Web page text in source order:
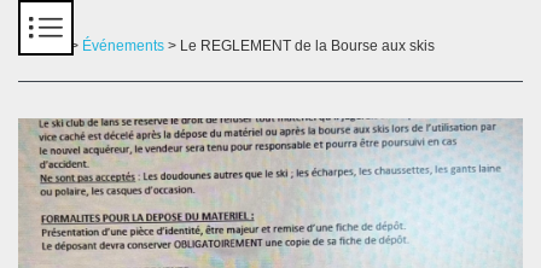
> Événements > Le REGLEMENT de la Bourse aux skis